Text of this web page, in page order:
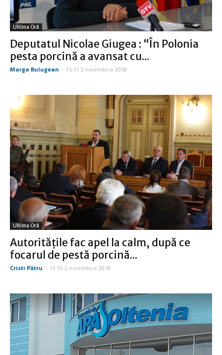
Ultima Oră
Deputatul Nicolae Giugea : “În Polonia
pesta porcină a avansat cu...
Marga Bulugean - 15:11 2 noiembrie 2018
Ultima Oră
Autorităţile fac apel la calm, după ce
focarul de pestă porcină...
Cristi Pătru - 13:55 2 noiembrie 2018